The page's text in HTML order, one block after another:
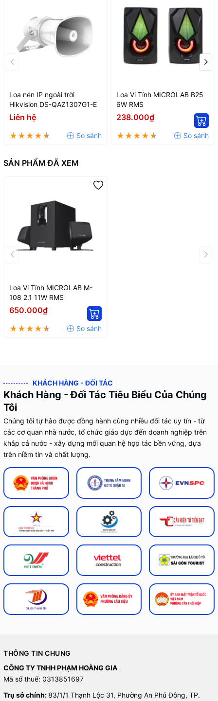
Loa nén IP ngoài trời
Hikvision DS-QAZ1307G1-E
Liên hệ
Loa Vi Tính MICROLAB B25
6W RMS
238.000₫
SẢN PHẨM ĐÃ XEM
Loa Vi Tính MICROLAB M-
108 2.1 11W RMS
650.000₫
KHÁCH HÀNG - ĐỐI TÁC
Khách Hàng - Đối Tác Tiêu Biểu Của Chúng
Tôi
Chúng tôi tự hào được đồng hành cùng nhiều đối tác uy tín - từ
các cơ quan nhà nước, tổ chức giáo dục đến doanh nghiệp trên
khắp cả nước - xây dựng mối quan hệ hợp tác bền vững, dựa
trên niềm tin và chất lượng.
THÔNG TIN CHUNG
CÔNG TY TNHH PHẠM HOÀNG GIA
Mã số thuế: 0313851697
Trụ sở chính: 83/1/1 Thạnh Lộc 31, Phường An Phú Đông, TP.